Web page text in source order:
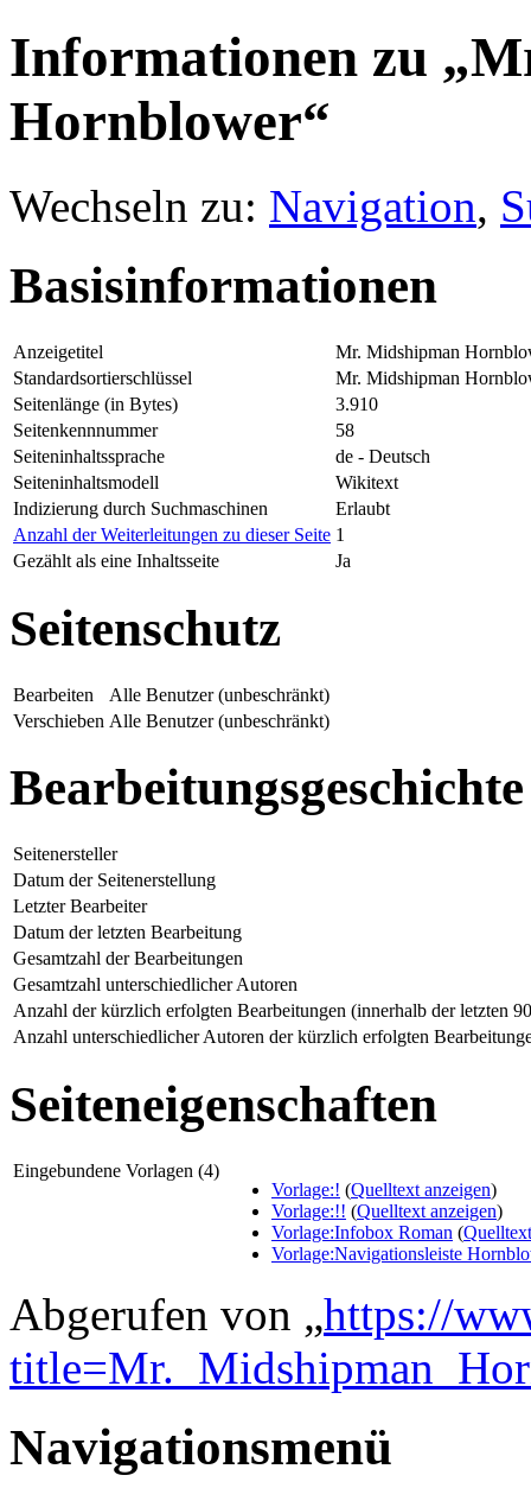
Informationen zu
Hornblower“
Wechseln zu: Navigation,
Basisinformationen
Anzeigetitel
Mr. Midshipman
Standardsortierschlüssel
Mr. Midshipman
Seitenlänge (in Bytes)
3.910
Seitenkennnummer
58
Seiteninhaltssprache
de - Deutsch
Seiteninhaltsmodell
Wikitext
Indizierung durch Suchmaschinen
Erlaubt
Anzahl der Weiterleitungen zu dieser Seite 1
Gezählt als eine Inhaltsseite
Ja
Seitenschutz
Bearbeiten
Alle Benutzer (unbeschränkt)
Verschieben Alle Benutzer (unbeschränkt)
Bearbeitungsgeschichte
Seitenersteller
Datum der Seitenerstellung
Letzter Bearbeiter
Datum der letzten Bearbeitung
Gesamtzahl der Bearbeitungen
Gesamtzahl unterschiedlicher Autoren
Anzahl der kürzlich erfolgten Bearbeitungen (innerhalb der letzten
Anzahl unterschiedlicher Autoren der kürzlich erfolgten
Seiteneigenschaften
Eingebundene Vorlagen (4)
Vorlage:! (Quelltext anzeigen)
Vorlage:!! (Quelltext anzeigen)
Vorlage:Infobox Roman (
Vorlage:Navigationsleiste
Abgerufen von „https://
Navigationsmenü